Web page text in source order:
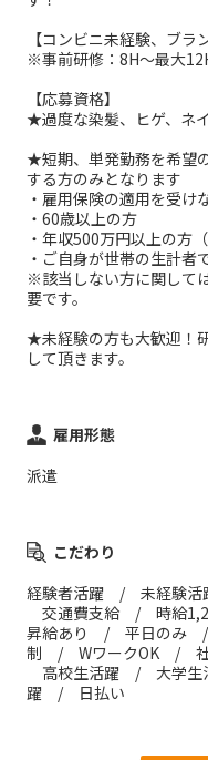
【コンビニ未経験、ブラ
※事前研修：8H～最大
【応募資格】
★過度な染髪、ヒゲ、ネ
★短期、単発勤務を希望
する方のみとなります
・雇用保険の適用を受け
・60歳以上の方
・年収500万円以上の方
・ご自身が世帯の生計
※該当しない方に関して
要です。
★未経験の方も大歓迎！
して頂きます。
雇用形態
派遣
こだわり
経験者活躍 / 未経験
交通費支給 / 時給
昇給あり / 平日のみ /
制 / WワークOK / 社
高校生活躍 / 大学
躍 / 日払い